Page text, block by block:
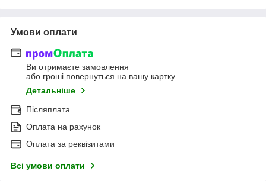
Умови оплати
Ви отримаєте замовлення
або гроші повернуться на вашу картку
Детальніше
Післяплата
Оплата на рахунок
Оплата за реквізитами
Всі умови оплати